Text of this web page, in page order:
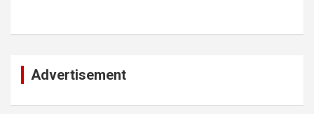
Advertisement